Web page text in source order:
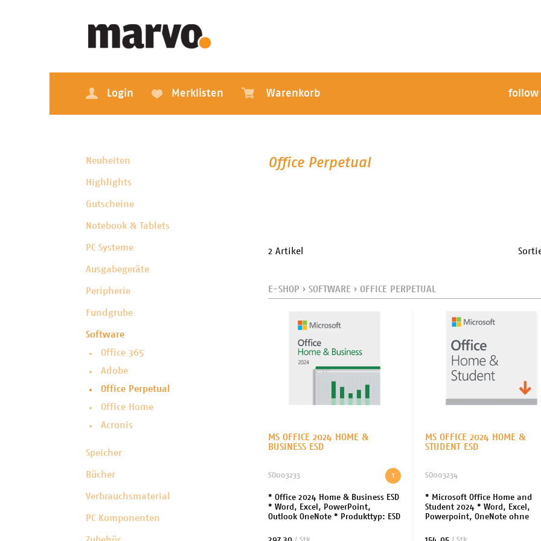
Login Merklisten Warenkorb follow
Neuheiten
Highlights
Gutscheine
Notebook & Tablets
PC Systeme
Ausgabegeräte
Peripherie
Fundgrube
Software
Office 365
Adobe
Office Perpetual
Office Home
Acronis
Speicher
Bücher
Verbrauchsmaterial
PC Komponenten
Office Perpetual
2 Artikel
E-SHOP › SOFTWARE › OFFICE PERPETUAL
MS OFFICE 2024 HOME &
BUSINESS ESD
1
SO003233
* Office 2024 Home & Business ESD
* Word, Excel, PowerPoint,
Outlook OneNote * Produkttyp: ESD
Sprachen, EuroZone * Lizenzdauer:
MS OFFICE 2024 HOME &
STUDENT ESD
SO003234
* Microsoft Office Home and
Student 2024 * Word, Excel,
Powerpoint, OneNote ohne
(elektronische Lizenz) * Anzahl